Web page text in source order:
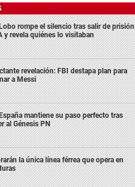
rompe el silencio tras salir de prisión
y revela quiénes lo visitaban
revelación: FBI destapa plan para
a Messi
mantiene su paso perfecto tras
al Génesis PN
la única línea férrea que opera en